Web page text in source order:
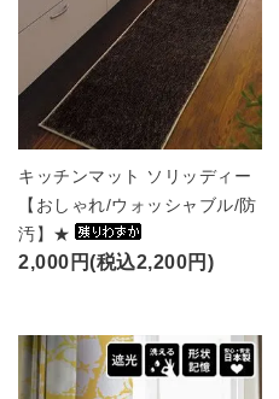
キッチンマット ソリッディー
【おしゃれ/ウォッシャブル/防
汚】★
2,000円(税込2,200円)